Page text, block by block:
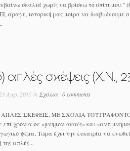
σκαλιά χωρίς να βρίσκω το σπίτι μου.”
άραγε, ιστορική μας μοίρα να διαβιώνουμε
Απρ, 2015 in Σχόλια| 0 comments
ΑΠΛΕΣ ΣΚΕΨΕΙΣ, ΜΕ ΣΧΟΛΙΑ
επί χρόνια σε «μνημονιακούς» και
ψέμα. Τώρα έχει την ευκαιρία να
απλής...